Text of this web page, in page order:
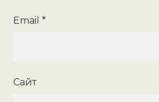
Email*
Сайт